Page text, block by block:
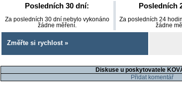
Posledních 30 dní:
Za posledních 30 dní nebylo vykonáno
žádne měření.
Posledních
Za posledních 24
žádne
Změřte si rychlost »
Diskuse u poskytovatele
Přidat komentář